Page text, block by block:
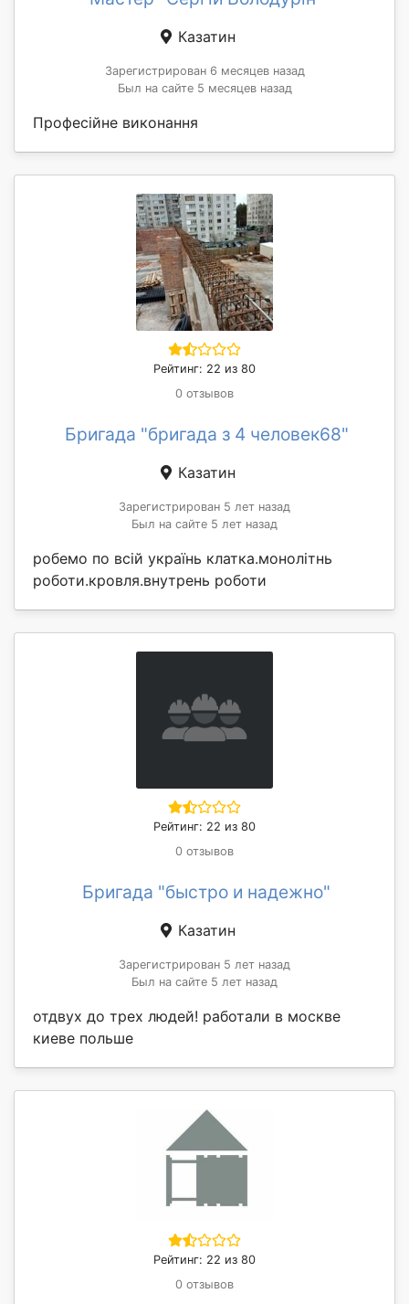
Казатин
Зарегистрирован 6 месяцев назад
Был на сайте 5 месяцев назад
Професійне виконання
Рейтинг: 22 из 80
0 отзывов
Бригада "бригада з 4 человек68"
Казатин
Зарегистрирован 5 лет назад
Был на сайте 5 лет назад
робемо по всій українь клатка.монолітнь
роботи.кровля.внутрень роботи
Рейтинг: 22 из 80
0 отзывов
Бригада "быстро и надежно"
Казатин
Зарегистрирован 5 лет назад
Был на сайте 5 лет назад
отдвух до трех людей! работали в москве
киеве польше
Рейтинг: 22 из 80
0 отзывов